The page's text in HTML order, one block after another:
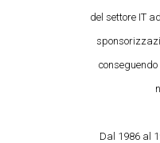
del settore IT
Dal 1986 al